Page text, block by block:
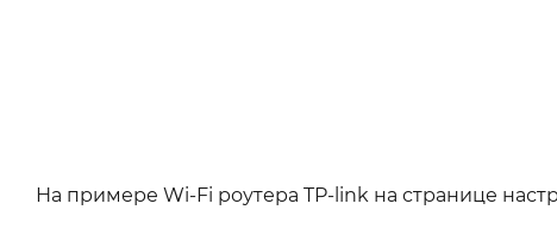
На примере Wi-Fi роутера TP-link на странице